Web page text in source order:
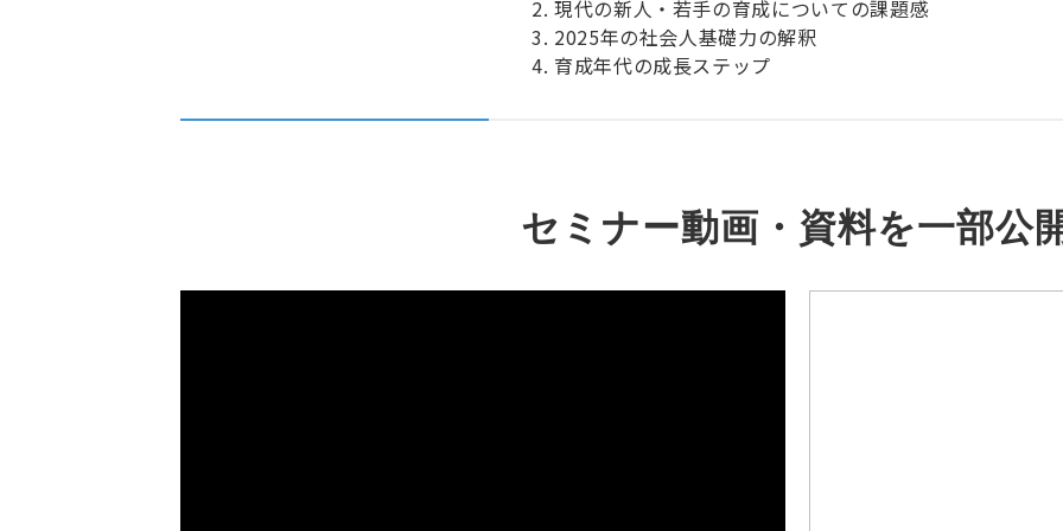
現代の新人・若手の育成についての課題感
2025年の社会人基礎力の解釈
育成年代の成長ステップ
セミナー動画・資料を一部公